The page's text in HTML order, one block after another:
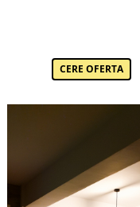
CERE OFERTA